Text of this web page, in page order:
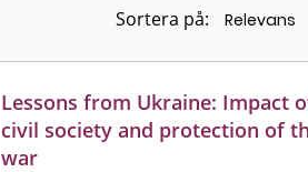
Sortera på:
Lessons from Ukraine: Impact
civil society and protection of
war